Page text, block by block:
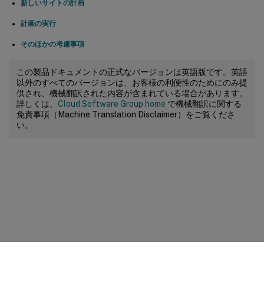
新しいサイトの計画
計画の実行
そのほかの考慮事項
この製品ドキュメントの正式なバージョンは英語版です。英語
以外のすべてのバージョンは、お客様の利便性のためにのみ提
供され、機械翻訳された内容が含まれている場合があります。
詳しくは、 Cloud Software Group home で機械翻訳に関する
免責事項（Machine Translation Disclaimer）をご覧くださ
い。